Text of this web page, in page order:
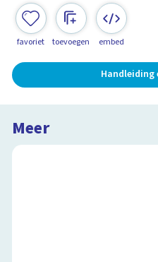
favoriet toevoegen embed
Handleiding
Meer